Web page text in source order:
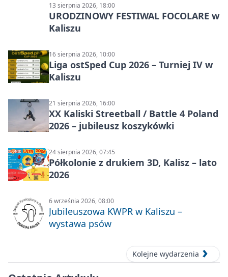
13 sierpnia 2026, 18:00
URODZINOWY FESTIWAL FOCOLARE w
Kaliszu
16 sierpnia 2026, 10:00
Liga ostSped Cup 2026 – Turniej IV w
Kaliszu
21 sierpnia 2026, 16:00
XX Kaliski Streetball / Battle 4 Poland
2026 – jubileusz koszykówki
24 sierpnia 2026, 07:45
Półkolonie z drukiem 3D, Kalisz – lato
2026
6 września 2026, 08:00
Jubileuszowa KWPR w Kaliszu –
wystawa psów
Kolejne wydarzenia